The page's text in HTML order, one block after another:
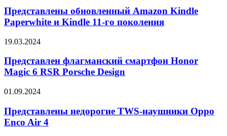
двойной
камерой
Amazon
Kindle
Paperwhite
Kindle
го
поколения
Представлены обновленный Amazon Kindle
Paperwhite и Kindle 11-го поколения
Представлен
смартфон
Honor
Magic
RSR
Design
19.03.2024
Представлен флагманский смартфон Honor
Magic 6 RSR Porsche Design
Представлены
TWS-
наушники
Oppo
01.09.2024
Представлены недорогие TWS-наушники Oppo
Enco Air 4